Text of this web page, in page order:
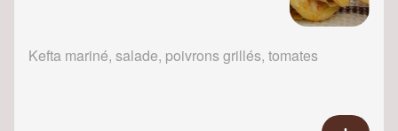
Kefta mariné, salade, poivrons grillés, tomates